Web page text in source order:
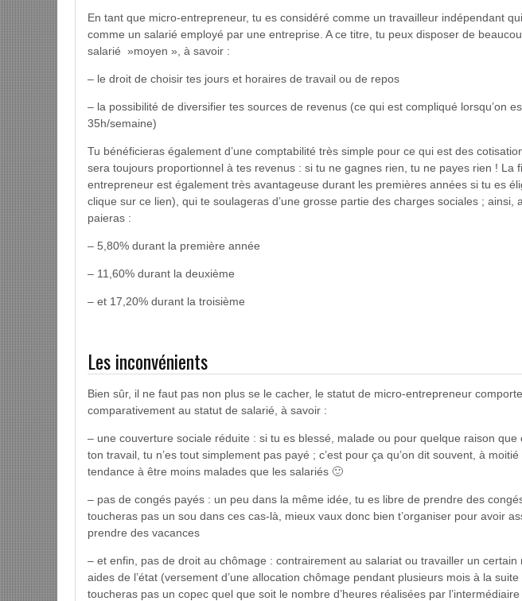
En tant que micro-entrepreneur, tu es considéré comme un travailleur indépendant
comme un salarié employé par une entreprise. A ce titre, tu peux disposer de
salarié »moyen », à savoir :
– le droit de choisir tes jours et horaires de travail ou de repos
– la possibilité de diversifier tes sources de revenus (ce qui est compliqué lorsqu’on
35h/semaine)
Tu bénéficieras également d’une comptabilité très simple pour ce qui est des
sera toujours proportionnel à tes revenus : si tu ne gagnes rien, tu ne payes rien ! La
entrepreneur est également très avantageuse durant les premières années si tu es
clique sur ce lien), qui te soulageras d’une grosse partie des charges sociales ; ainsi,
paieras :
– 5,80% durant la première année
– 11,60% durant la deuxième
– et 17,20% durant la troisième
Les inconvénients
Bien sûr, il ne faut pas non plus se le cacher, le statut de micro-entrepreneur
comparativement au statut de salarié, à savoir :
– une couverture sociale réduite : si tu es blessé, malade ou pour quelque raison que
ton travail, tu n’es tout simplement pas payé ; c’est pour ça qu’on dit souvent, à
tendance à être moins malades que les salariés 🙂
– pas de congés payés : un peu dans la même idée, tu es libre de prendre des
toucheras pas un sou dans ces cas-là, mieux vaux donc bien t’organiser pour avoir
prendre des vacances
– et enfin, pas de droit au chômage : contrairement au salariat ou travailler un certain
aides de l’état (versement d’une allocation chômage pendant plusieurs mois à la
toucheras pas un copec quel que soit le nombre d’heures réalisées par